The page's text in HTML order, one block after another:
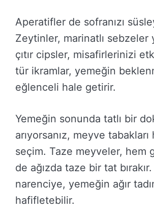
Aperatifler de sofranızı
Zeytinler, marinatlı sebzeler
çıtır cipsler, misafirlerinizi
tür ikramlar, yemeğin
eğlenceli hale getirir.
Yemeğin sonunda tatlı bir
arıyorsanız, meyve
seçim. Taze meyveler, hem
de ağızda taze bir tat
narenciye, yemeğin ağır
hafifletebilir.